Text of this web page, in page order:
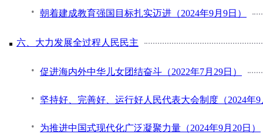
朝着建成教育强国目标扎实迈进（2024年9月9日）
六、大力发展全过程人民民主
促进海内外中华儿女团结奋斗（2022年7月29日）
坚持好、完善好、运行好人民代表大会制度（2024年9
为推进中国式现代化广泛凝聚力量（2024年9月20日）